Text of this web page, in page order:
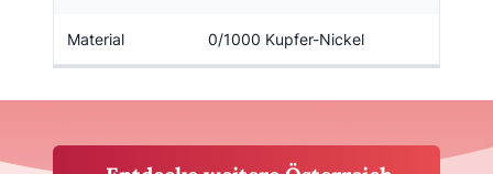
Material 0/1000 Kupfer-Nickel